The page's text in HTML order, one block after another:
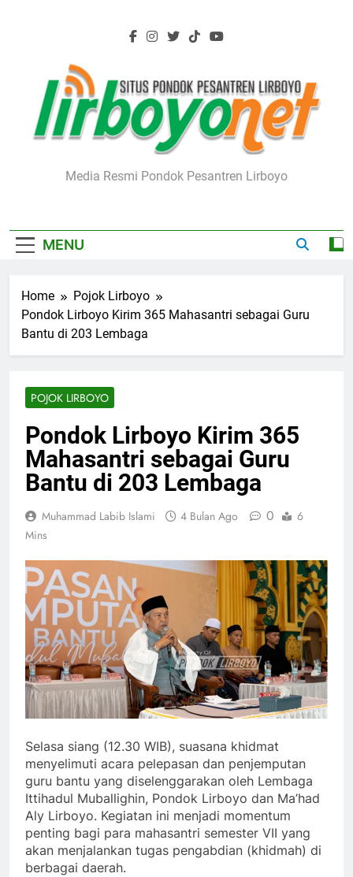
Lirboyo.net
Media Resmi Pondok Pesantren Lirboyo
MENU
Home
Pojok Lirboyo
Pondok Lirboyo Kirim 365 Mahasantri sebagai Guru
Bantu di 203 Lembaga
POJOK LIRBOYO
Pondok Lirboyo Kirim 365
Mahasantri sebagai Guru
Bantu di 203 Lembaga
Muhammad Labib Islami 4 Bulan Ago 0
6
Mins
Selasa siang (12.30 WIB), suasana khidmat
menyelimuti acara pelepasan dan penjemputan
guru bantu yang diselenggarakan oleh Lembaga
Ittihadul Muballighin, Pondok Lirboyo dan Ma’had
Aly Lirboyo. Kegiatan ini menjadi momentum
penting bagi para mahasantri semester VII yang
akan menjalankan tugas pengabdian (khidmah) di
berbagai daerah.